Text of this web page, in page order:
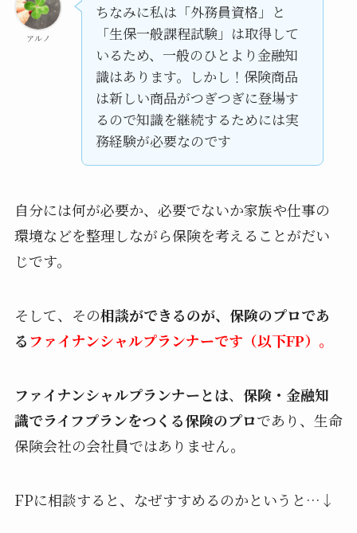
アルノ
ちなみに私は「外務員資格」と
「生保一般課程試験」は取得して
いるため、一般のひとより金融知
識はあります。しかし！保険商品
は新しい商品がつぎつぎに登場す
るので知識を継続するためには実
務経験が必要なのです
自分には何が必要か、必要でないか家族や仕事の
環境などを整理しながら保険を考えることがだい
じです。
そして、その相談ができるのが、保険のプロであ
る ファイナンシャルプランナーです（以下FP）。
ファイナンシャルプランナーとは、 保険・金融知
識でライフプランをつくる保険のプロであり、生命
保険会社の会社員ではありません。
FPに相談すると、なぜすすめるのかというと…↓